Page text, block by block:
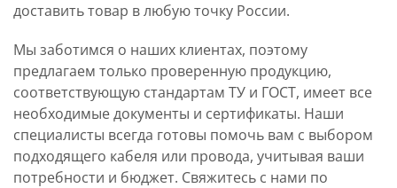
доставить товар в любую точку России.
Мы заботимся о наших клиентах, поэтому
предлагаем только проверенную продукцию,
соответствующую стандартам ТУ и ГОСТ, имеет все
необходимые документы и сертификаты. Наши
специалисты всегда готовы помочь вам с выбором
подходящего кабеля или провода, учитывая ваши
потребности и бюджет. Свяжитесь с нами по